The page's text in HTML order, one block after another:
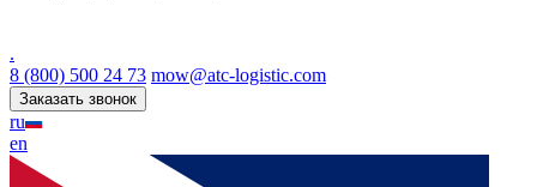
.
8 (800) 500 24 73 mow@atc-logistic.com
Заказать звонок
ru
en